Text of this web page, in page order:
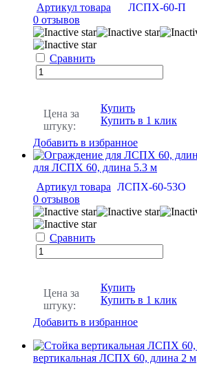
Артикул товара
ЛСПХ-60-П
0 отзывов
Сравнить
Цена за
штуку:
Купить
Купить в 1 клик
Добавить в избранное
для ЛСПХ 60, длина 5.3 м
Артикул товара ЛСПХ-60-53О
0 отзывов
Сравнить
Цена за
штуку:
Купить
Купить в 1 клик
Добавить в избранное
вертикальная ЛСПХ 60, длина 2 м